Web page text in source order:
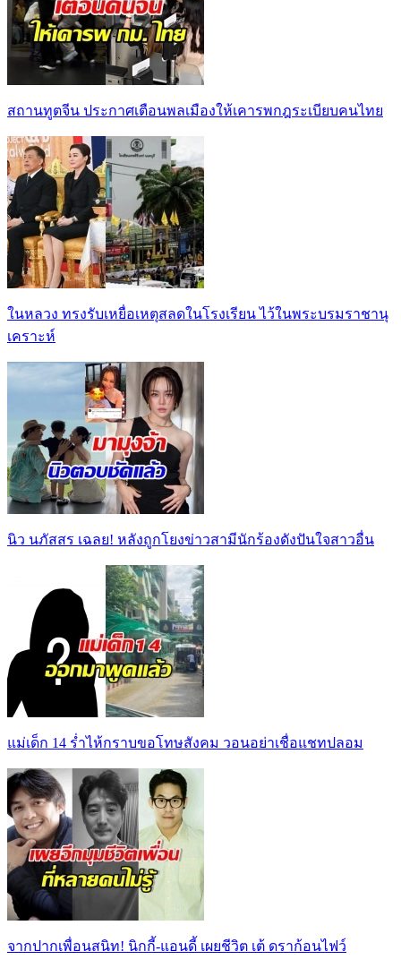
สถานทูตจีน ประกาศเตือนพลเมืองให้เคารพกฎระเบียบคนไทย
ในหลวง ทรงรับเหยื่อเหตุสลดในโรงเรียน ไว้ในพระบรมราชานุ
เคราะห์
นิว นภัสสร เฉลย! หลังถูกโยงข่าวสามีนักร้องดังปันใจสาวอื่น
แม่เด็ก 14 ร่ำไห้กราบขอโทษสังคม วอนอย่าเชื่อแชทปลอม
จากปากเพื่อนสนิท! นิกกี้-แอนดี้ เผยชีวิต เต้ ดราก้อนไฟว์